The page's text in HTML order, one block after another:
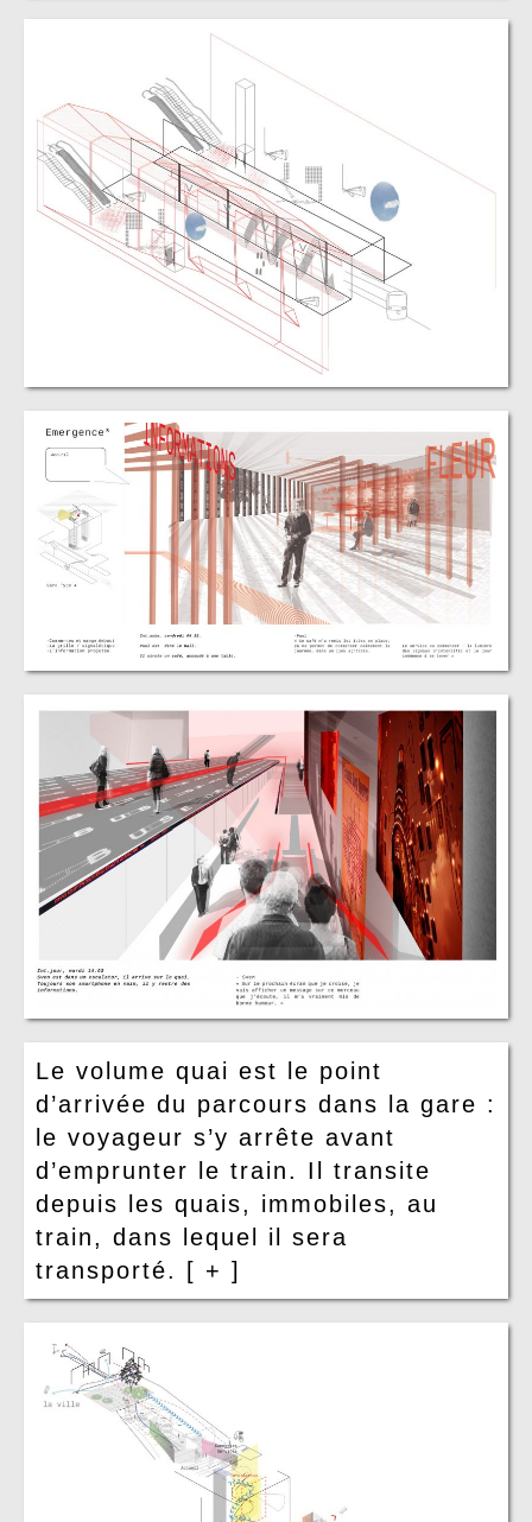
Le volume quai est le point
d’arrivée du parcours dans la gare :
le voyageur s’y arrête avant
d’emprunter le train. Il transite
depuis les quais, immobiles, au
train, dans lequel il sera
transporté. [ + ]